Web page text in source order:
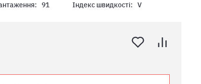
91 Індекс швидкості: V